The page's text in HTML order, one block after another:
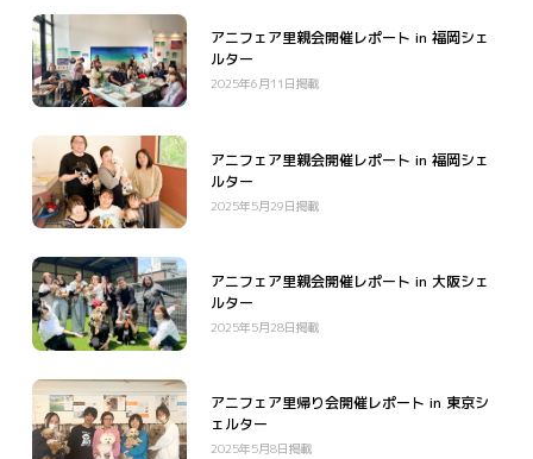
アニフェア里親会開催レポート in 福岡シェ
ルター
2025年6月11日掲載
アニフェア里親会開催レポート in 福岡シェ
ルター
2025年5月29日掲載
アニフェア里親会開催レポート in 大阪シェ
ルター
2025年5月28日掲載
アニフェア里帰り会開催レポート in 東京シ
ェルター
2025年5月8日掲載